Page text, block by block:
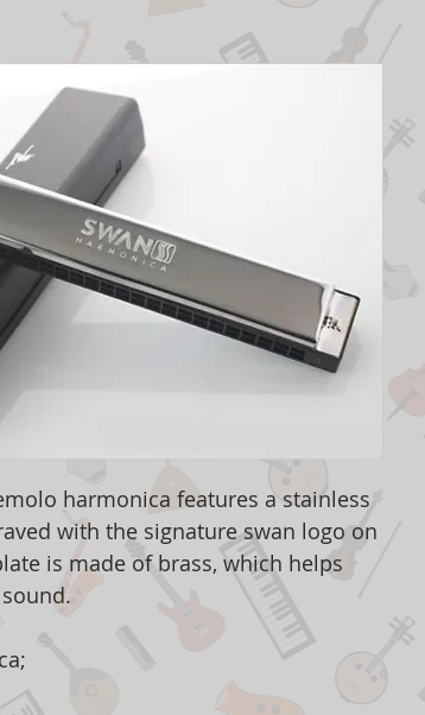
harmonica features a stainless
with the signature swan logo on
is made of brass, which helps